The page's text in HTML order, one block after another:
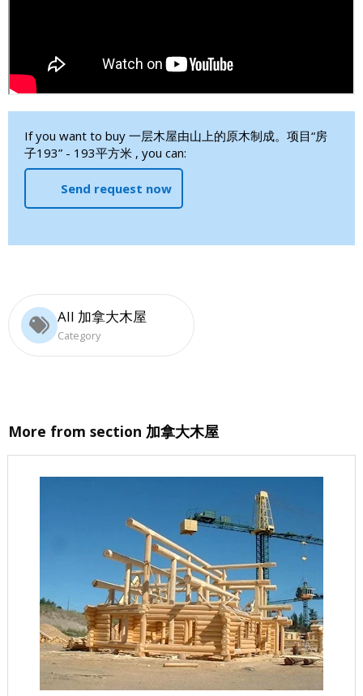
If you want to buy 一层木屋由山上的原木制成。项目“房
子193” - 193平方米 , you can:
Send request now
All 加拿大木屋
Category
More from section 加拿大木屋